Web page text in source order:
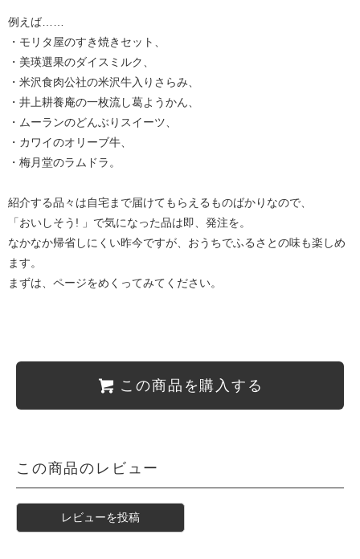
例えば……
・モリタ屋のすき焼きセット、
・美瑛選果のダイスミルク、
・米沢食肉公社の米沢牛入りさらみ、
・井上耕養庵の一枚流し葛ようかん、
・ムーランのどんぶりスイーツ、
・カワイのオリーブ牛、
・梅月堂のラムドラ。
紹介する品々は自宅まで届けてもらえるものばかりなので、
「おいしそう! 」で気になった品は即、発注を。
なかなか帰省しにくい昨今ですが、おうちでふるさとの味も楽しめ
ます。
まずは、ページをめくってみてください。
この商品を購入する
この商品のレビュー
レビューを投稿